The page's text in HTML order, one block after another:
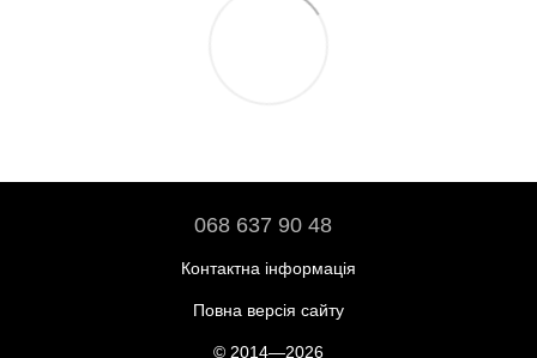
068 637 90 48
Контактна інформація
Повна версія сайту
© 2014—2026